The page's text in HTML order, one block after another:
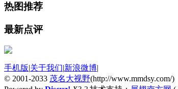
热图推荐
最新点评
手机版|关于我们|新浪微博|
© 2001-2033 茂名大视野(http://www.mmdsy.com/)